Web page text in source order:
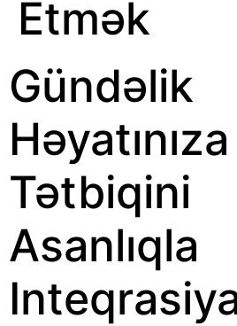
Etmək
Gündəlik
Tətbiqini
Asanlıqla